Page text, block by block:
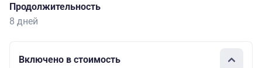
Продолжительность
8 дней
Включено в стоимость